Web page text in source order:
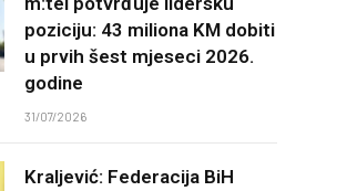
poziciju: 43 miliona KM dobiti
u prvih šest mjeseci 2026.
godine
31/07/2026
Kraljević: Federacija BiH